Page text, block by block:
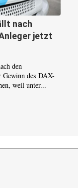
nach
jetzt
den
Gewinn des DAX-
weil unter...